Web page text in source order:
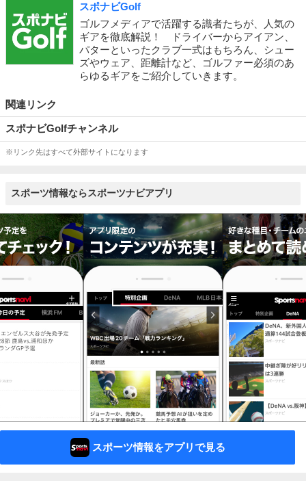
スポナビGolf
ゴルフメディアで活躍する識者たちが、人気の
ギアを徹底解説！ ドライバーからアイアン、
パターといったクラブ一式はもちろん、シュー
ズやウェア、距離計など、ゴルファー必須のあ
らゆるギアをご紹介していきます。
関連リンク
スポナビGolfチャンネル
※リンク先はすべて外部サイトになります
スポーツ情報ならスポーツナビアプリ
スポーツ情報をアプリで見る